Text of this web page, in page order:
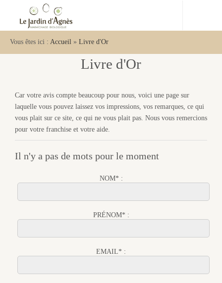
Vous êtes ici : Accueil » Livre d'Or
Livre d'Or
Car votre avis compte beaucoup pour nous, voici une page sur
laquelle vous pouvez laissez vos impressions, vos remarques, ce qui
vous plait sur ce site, ce qui ne vous plait pas. Nous vous remercions
pour votre franchise et votre aide.
Il n'y a pas de mots pour le moment
NOM* :
PRÉNOM* :
EMAIL* :